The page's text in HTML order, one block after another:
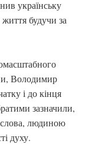
українську
будучи за
Володимир
і до кінця
зазначили,
людиною
духу.